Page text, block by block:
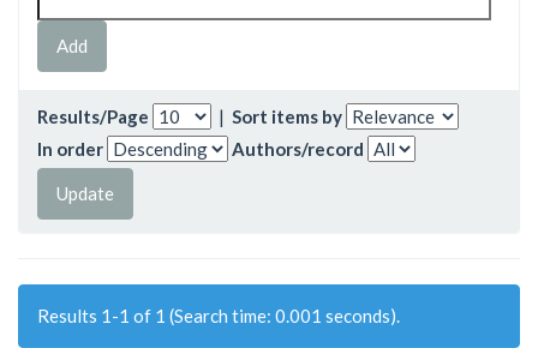
Results/Page | Sort items by
In order
Authors/record
Results 1-1 of 1 (Search time: 0.001 seconds).